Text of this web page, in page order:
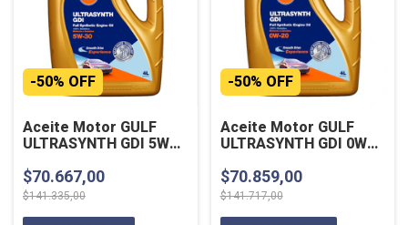
Aceite Motor GULF
ULTRASYNTH GDI 5W
-50% OFF
$70.667,00
$141.335,00
Aceite Motor GULF
ULTRASYNTH GDI 0W
-50% OFF
$70.859,00
$141.717,00